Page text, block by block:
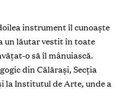
instrument îl cunoaște
un lăutar vestit în toate
o să îl mânuiască.
din Călărași, Secția
la Institutul de Arte, unde a